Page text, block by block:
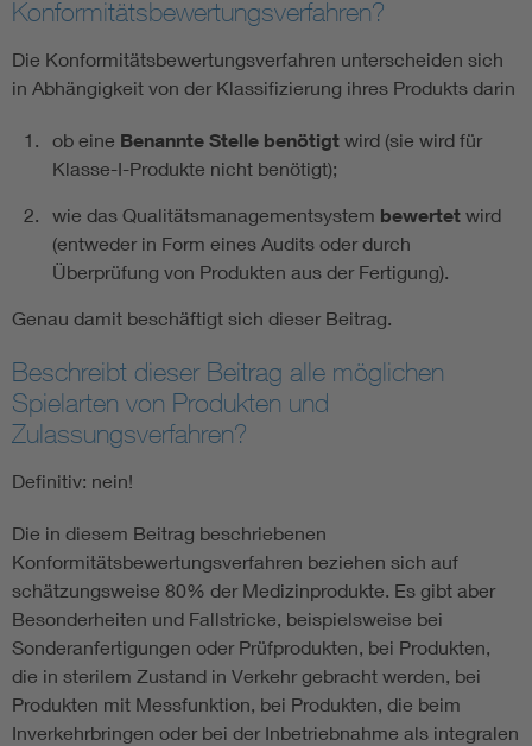
Konformitätsbewertungsverfahren?
Die Konformitätsbewertungsverfahren unterscheiden sich
in Abhängigkeit von der Klassifizierung ihres Produkts darin
ob eine Benannte Stelle benötigt wird (sie wird für
Klasse-I-Produkte nicht benötigt);
wie das Qualitätsmanagementsystem bewertet wird
(entweder in Form eines Audits oder durch
Überprüfung von Produkten aus der Fertigung).
Genau damit beschäftigt sich dieser Beitrag.
Beschreibt dieser Beitrag alle möglichen
Spielarten von Produkten und
Zulassungsverfahren?
Definitiv: nein!
Die in diesem Beitrag beschriebenen
Konformitätsbewertungsverfahren beziehen sich auf
schätzungsweise 80% der Medizinprodukte. Es gibt aber
Besonderheiten und Fallstricke, beispielsweise bei
Sonderanfertigungen oder Prüfprodukten, bei Produkten,
die in sterilem Zustand in Verkehr gebracht werden, bei
Produkten mit Messfunktion, bei Produkten, die beim
Inverkehrbringen oder bei der Inbetriebnahme als integralen